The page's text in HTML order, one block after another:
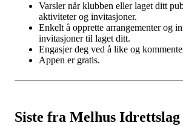
Varsler når klubben eller laget ditt
aktiviteter og invitasjoner.
Enkelt å opprette arrangementer og
invitasjoner til laget ditt.
Engasjer deg ved å like og
Appen er gratis.
Siste fra Melhus Idrettslag